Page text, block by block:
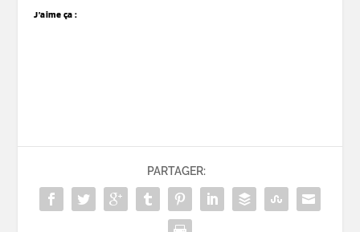
J’aime ça :
PARTAGER: